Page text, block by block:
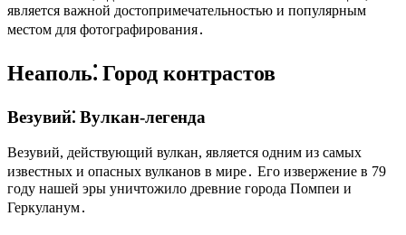
является важной достопримечательностью и популярным
местом для фотографирования․
Неаполь⁚ Город контрастов
Везувий⁚ Вулкан-легенда
Везувий, действующий вулкан, является одним из самых
известных и опасных вулканов в мире․ Его извержение в 79
году нашей эры уничтожило древние города Помпеи и
Геркуланум․